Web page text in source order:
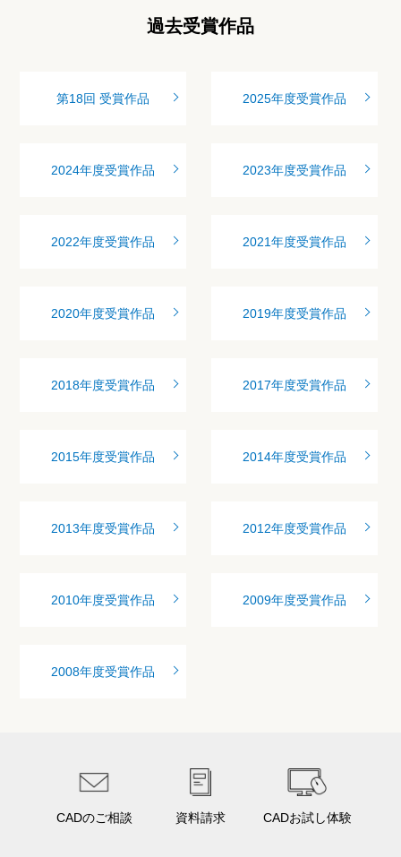
過去受賞作品
第18回 受賞作品 2025年度受賞作品
2024年度受賞作品 2023年度受賞作品
2022年度受賞作品 2021年度受賞作品
2020年度受賞作品 2019年度受賞作品
2018年度受賞作品 2017年度受賞作品
2015年度受賞作品 2014年度受賞作品
2013年度受賞作品 2012年度受賞作品
2010年度受賞作品 2009年度受賞作品
2008年度受賞作品
CADのご相談 資料請求 CADお試し体験